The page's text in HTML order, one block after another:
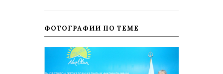
ФОТОГРАФИИ ПО ТЕМЕ